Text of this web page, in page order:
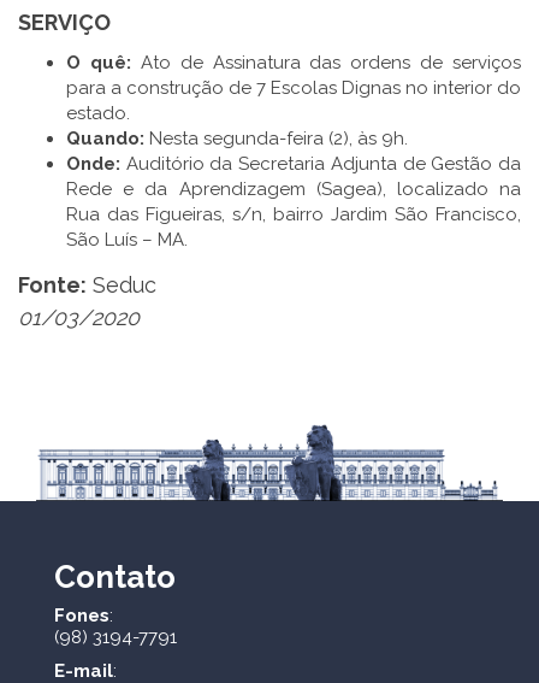
SERVIÇO
O quê: Ato de Assinatura das ordens de serviços
para a construção de 7 Escolas Dignas no interior do
estado.
Quando: Nesta segunda-feira (2), às 9h.
Onde: Auditório da Secretaria Adjunta de Gestão da
Rede e da Aprendizagem (Sagea), localizado na
Rua das Figueiras, s/n, bairro Jardim São Francisco,
São Luís – MA.
Fonte: Seduc
01/03/2020
Contato
Fones:
(98) 3194-7791
E-mail: